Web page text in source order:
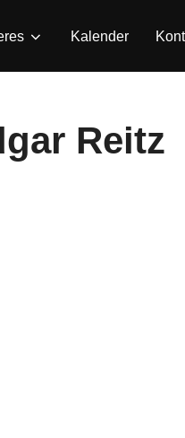
Kalender
Reitz